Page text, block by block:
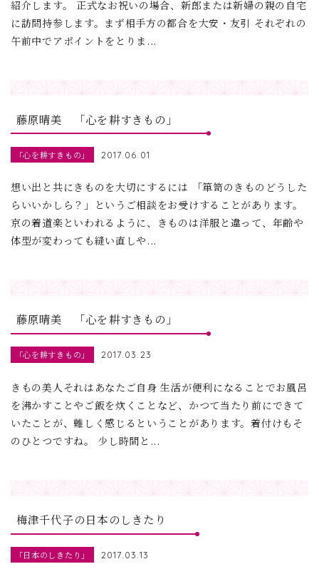
紹介します。 正式なお祝いの場合、新郎または新婦の親の自宅
に訪問持参します。まず相手方の都合を大安・友引 それぞれの
午前中でアポイントをとりま...
藤原晴美 「心を耕すきもの」
「心を耕すきもの」 2017.06.01
想い出と共にきものを大切にするには 「箪笥のきものどうした
らいいかしら？」というご相談をお受けすることがあります。
京の着道楽といわれるように、きものは洋服と違って、年齢や
体型が変わっても縫い直しや...
藤原晴美 「心を耕すきもの」
「心を耕すきもの」 2017.03.23
きもの美人それはあなたご自身 生活が便利になることでお風呂
を沸かすことやご飯を炊くことなど、かつて当たり前にできて
いたことが、難しく感じるということがあります。着付けもそ
のひとつですね。 少し時間と...
梅津千代子の日本のしきたり
「日本のしきたり」 2017.03.13